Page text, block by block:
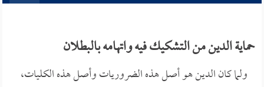
حماية الدين من التشكيك فيه واتهامه بالبطلان
ولما كان الدين هو أصل هذه الضروريات وأصل هذه الكليات،